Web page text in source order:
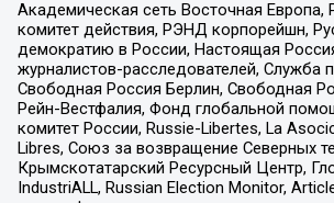
Академическая сеть Восточная Европа,
комитет действия, РЭНД корпорейшн,
демократию в России, Настоящая
журналистов-расследователей, Служба
Свободная Россия Берлин, Свободная
Рейн-Вестфалия, Фонд глобальной
комитет России, Russie-Libertes, La
Libres, Союз за возвращение Северных
Крымскотатарский Ресурсный Центр,
IndustriALL, Russian Election Monitor,